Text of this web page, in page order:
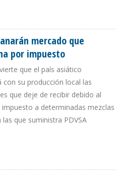
mercado que
por impuesto
que el país asiático
con su producción local las
que deje de recibir debido al
a determinadas mezclas
las que suministra PDVSA